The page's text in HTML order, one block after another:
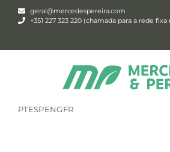
geral@mercedespereira.com
+351 227 323 220 (chamada para a rede fixa
PTESPENGFR